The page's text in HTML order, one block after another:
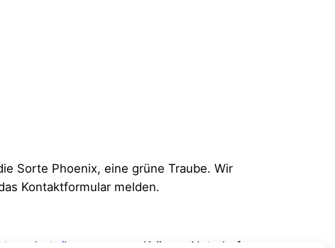
Sorte Phoenix, eine grüne Traube. Wir
Kontaktformular melden.